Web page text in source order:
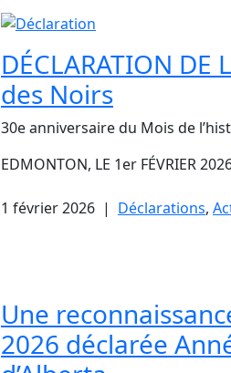
DÉCLARATION DE
des Noirs
30e anniversaire du Mois de
EDMONTON, LE 1er FÉVRIER
1 février 2026 | Déclarations,
Une
2026 déclarée